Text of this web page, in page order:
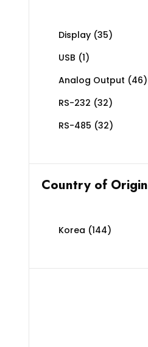
Display (35)
USB (1)
Analog Output (46)
RS-232 (32)
RS-485 (32)
Country of Origin
Korea (144)